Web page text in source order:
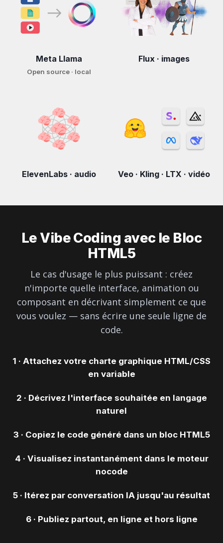
Meta Llama
Open source · local
Flux · images
ElevenLabs · audio Veo · Kling · LTX · vidéo
Le Vibe Coding avec le Bloc
HTML5
Le cas d'usage le plus puissant : créez
n'importe quelle interface, animation ou
composant en décrivant simplement ce que
vous voulez — sans écrire une seule ligne de
code.
1 · Attachez votre charte graphique HTML/CSS
en variable
2 · Décrivez l'interface souhaitée en langage
naturel
3 · Copiez le code généré dans un bloc HTML5
4 · Visualisez instantanément dans le moteur
nocode
5 · Itérez par conversation IA jusqu'au résultat
6 · Publiez partout, en ligne et hors ligne